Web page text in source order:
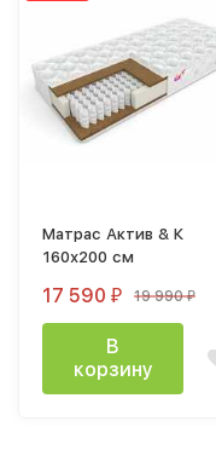
Матрас Актив & К
160х200 см
17 590 ₽ 19 990₽
В
корзину